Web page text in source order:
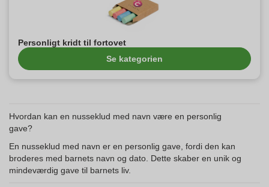
Personligt kridt til fortovet
Se kategorien
Hvordan kan en nusseklud med navn være en personlig
gave?
En nusseklud med navn er en personlig gave, fordi den kan
broderes med barnets navn og dato. Dette skaber en unik og
mindeværdig gave til barnets liv.